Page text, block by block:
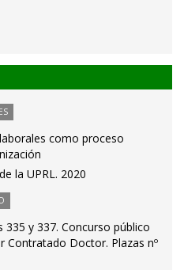
como proceso
la UPRL. 2020
335 y 337. Concurso público
Contratado Doctor. Plazas nº